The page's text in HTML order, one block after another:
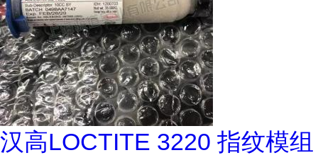
汉高LOCTITE 3220 指纹模组